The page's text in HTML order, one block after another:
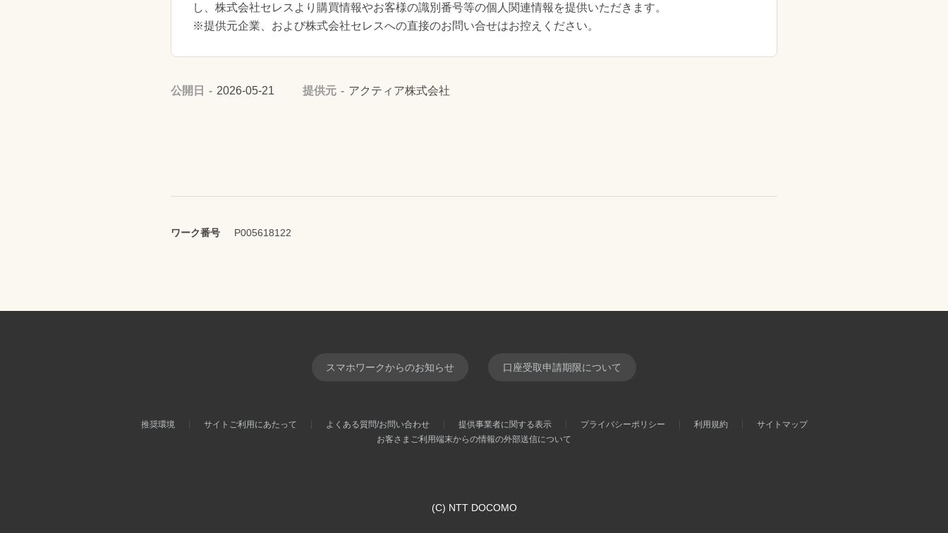
し、株式会社セレスより購買情報やお客様の識別番号等の個人関連情報を提供いただきます。
※提供元企業、および株式会社セレスへの直接のお問い合せはお控えください。
公開日 2026-05-21 提供元 アクティア株式会社
ワーク番号 P005618122
スマホワークからのお知らせ 口座受取申請期限について
推奨環境 サイトご利用にあたって よくある質問/お問い合わせ 提供事業者に関する表示 プライバシーポリシー 利用規約
サイトマップ
お客さまご利用端末からの情報の外部送信について
(C) NTT DOCOMO